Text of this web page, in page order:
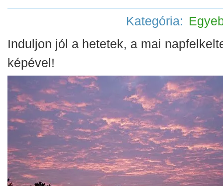
Kategória:
Induljon jól a hetetek, a mai
képével!